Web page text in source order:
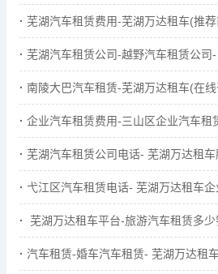
芜湖汽车租赁费用-芜湖万达租车(推
芜湖汽车租赁公司-越野汽车租赁公司
南陵大巴汽车租赁-芜湖万达租车(在
企业汽车租赁费用-三山区企业汽车租
芜湖汽车租赁公司电话- 芜湖万达租车
弋江区汽车租赁电话- 芜湖万达租车
芜湖万达租车平台-旅游汽车租赁多
汽车租赁-婚车汽车租赁- 芜湖万达租